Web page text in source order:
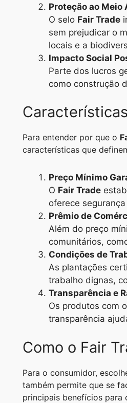
Proteção ao Meio
O selo Fair Trade
sem prejudicar o
locais e a
Impacto Social
Parte dos lucros
como construção
Para entender por que o
características que
Preço Mínimo
O Fair Trade
oferece
Prêmio de
Além do preço
comunitários,
Condições de
As plantações
trabalho dignas,
Transparência e
Os produtos com
transparência
Como o Fair
Para o consumidor,
também permite que se
principais benefícios para